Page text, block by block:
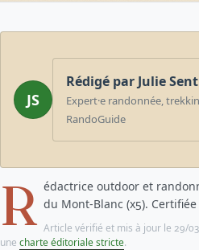
JS
Rédigé par Julie
Expert·e randonnée,
RandoGuide
R édactrice outdoor et
du Mont-Blanc (x5). Certifiée
Article vérifié et mis à jour le 29/
une charte éditoriale stricte.